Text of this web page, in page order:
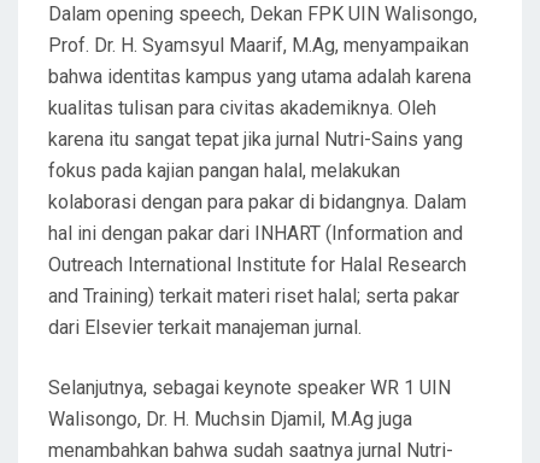
Dalam opening speech, Dekan FPK UIN Walisongo,
Prof. Dr. H. Syamsyul Maarif, M.Ag, menyampaikan
bahwa identitas kampus yang utama adalah karena
kualitas tulisan para civitas akademiknya. Oleh
karena itu sangat tepat jika jurnal Nutri-Sains yang
fokus pada kajian pangan halal, melakukan
kolaborasi dengan para pakar di bidangnya. Dalam
hal ini dengan pakar dari INHART (Information and
Outreach International Institute for Halal Research
and Training) terkait materi riset halal; serta pakar
dari Elsevier terkait manajeman jurnal.
Selanjutnya, sebagai keynote speaker WR 1 UIN
Walisongo, Dr. H. Muchsin Djamil, M.Ag juga
menambahkan bahwa sudah saatnya jurnal Nutri-